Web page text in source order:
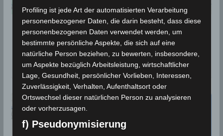
12 Dez 2023: Erdbeben nordöstlich von
Tunis im Golf von Tunis [M3.4]
12. Dezember 2023
Profiling ist jede Art der automatisierten Verarbeitung
personenbezogener Daten, die darin besteht, dass diese
personenbezogenen Daten verwendet werden, um
bestimmte persönliche Aspekte, die sich auf eine
natürliche Person beziehen, zu bewerten, insbesondere,
um Aspekte bezüglich Arbeitsleistung, wirtschaftlicher
Lage, Gesundheit, persönlicher Vorlieben, Interessen,
Zuverlässigkeit, Verhalten, Aufenthaltsort oder
Ortswechsel dieser natürlichen Person zu analysieren
oder vorherzusagen.
f) Pseudonymisierung